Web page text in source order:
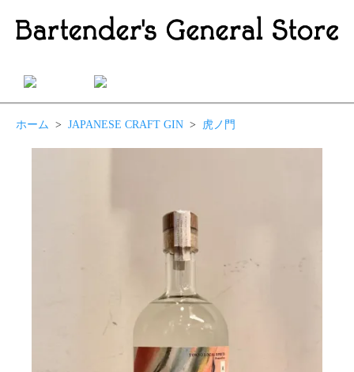
ホーム > JAPANESE CRAFT GIN > 虎ノ門